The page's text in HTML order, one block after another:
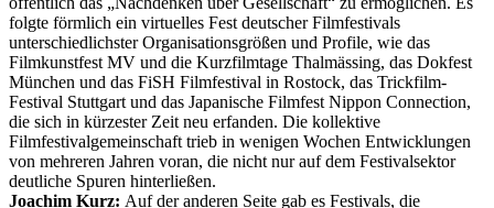
folgte förmlich ein virtuelles Fest deutscher Filmfestivals
unterschiedlichster Organisationsgrößen und Profile, wie das
Filmkunstfest MV und die Kurzfilmtage Thalmässing, das Dokfest
München und das FiSH Filmfestival in Rostock, das Trickfilm-
Festival Stuttgart und das Japanische Filmfest Nippon Connection,
die sich in kürzester Zeit neu erfanden. Die kollektive
Filmfestivalgemeinschaft trieb in wenigen Wochen Entwicklungen
von mehreren Jahren voran, die nicht nur auf dem Festivalsektor
deutliche Spuren hinterließen.
Joachim Kurz: Auf der anderen Seite gab es Festivals, die